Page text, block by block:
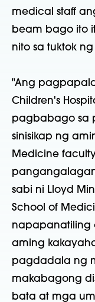
medical staff
beam bago ito
nito sa tuktok
"Ang
Children's
pagbabago sa
sinisikap ng
Medicine
sabi ni Lloyd
School of
napapanatiling
aming
pagdadala ng
makabagong
bata at mga